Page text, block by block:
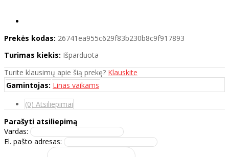
Prekės kodas: 26741ea955c629f83b230b8c9f917893
Turimas kiekis: Išparduota
Turite klausimų apie šią prekę? Klauskite
Gamintojas: Linas vaikams
(0) Atsiliepimai
Parašyti atsiliepimą
Vardas:
El. pašto adresas: